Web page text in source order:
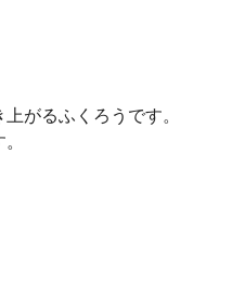
がるふくろうです。